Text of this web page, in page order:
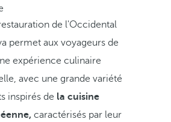
de l'Occidental
permet aux voyageurs de
expérience culinaire
avec une grande variété
inspirés de la cuisine
caractérisés par leur